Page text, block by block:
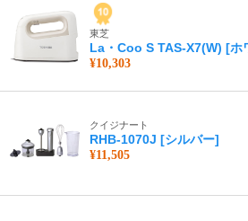
東芝
La・Coo S TAS-X7(W) [ホ
¥10,303
クイジナート
RHB-1070J [シルバー]
¥11,505